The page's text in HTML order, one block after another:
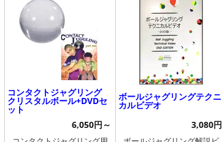
コンタクトジャグリング
クリスタルボール+DVDセ
ット
6,050円～
ボールジャグリングテクニ
カルビデオ
3,080円